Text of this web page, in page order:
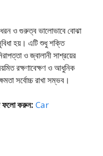
ধরন ও গুরুত্ব ভালোভাবে বোঝা
হয়। এটি শুধু শক্তি
ও জ্বালানী সাশ্রয়ের
রক্ষণাবেক্ষণ ও আধুনিক
সর্বোচ্চ রাখা সম্ভব।
ফলো করুন: Car